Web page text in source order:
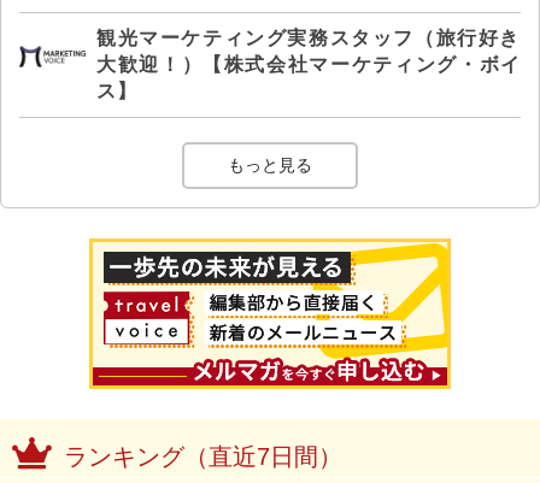
観光マーケティング実務スタッフ（旅行好き
大歓迎！）【株式会社マーケティング・ボイ
ス】
もっと見る
ランキング（直近7日間）